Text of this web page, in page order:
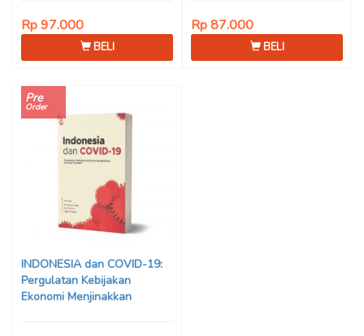
Rp 97.000
BELI
Rp 87.000
BELI
Pre
Order
INDONESIA dan COVID-19:
Pergulatan Kebijakan
Ekonomi Menjinakkan